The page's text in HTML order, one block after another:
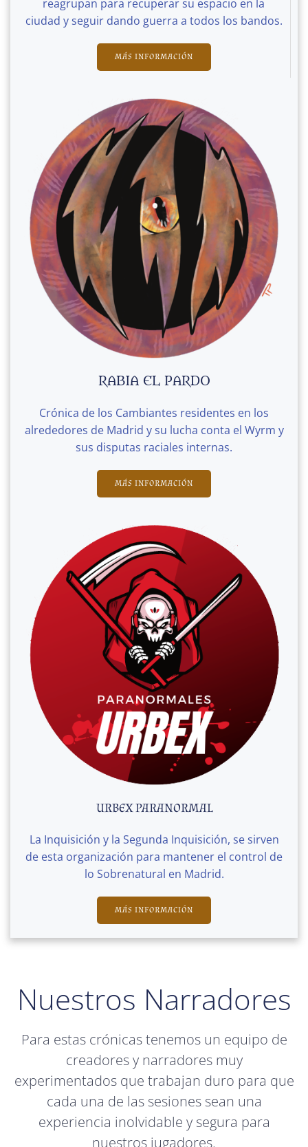
reagrupan para recuperar su espacio en la
ciudad y seguir dando guerra a todos los bandos.
MÁS INFORMACIÓN
RABIA EL PARDO
Crónica de los Cambiantes residentes en los
alrededores de Madrid y su lucha conta el Wyrm y
sus disputas raciales internas.
MÁS INFORMACIÓN
URBEX PARANORMAL
La Inquisición y la Segunda Inquisición, se sirven
de esta organización para mantener el control de
lo Sobrenatural en Madrid.
MÁS INFORMACIÓN
Nuestros Narradores
Para estas crónicas tenemos un equipo de
creadores y narradores muy
experimentados que trabajan duro para que
cada una de las sesiones sean una
experiencia inolvidable y segura para
nuestros jugadores.